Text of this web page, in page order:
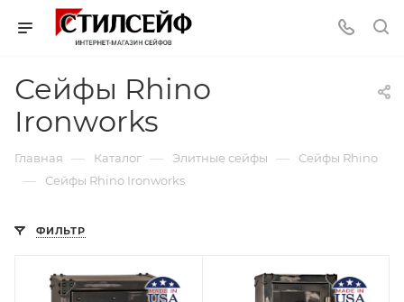
Сейфы Rhino
Ironworks
Главная — Каталог — Элитные сейфы — Сейфы Rhino
— Сейфы Rhino Ironworks
ФИЛЬТР